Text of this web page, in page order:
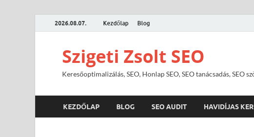
2026.08.07. Kezdőlap Blog
Szigeti Zsolt SEO
Keresőoptimalizálás, SEO, Honlap SEO, SEO tanácsadás, SEO
KEZDŐLAP BLOG SEO AUDIT HAVIDÍJAS